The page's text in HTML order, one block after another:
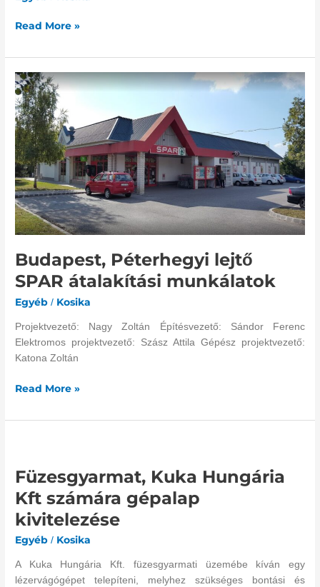
Read More »
Budapest, Péterhegyi lejtő
SPAR átalakítási munkálatok
Egyéb / Kosika
Projektvezető: Nagy Zoltán Építésvezető: Sándor Ferenc
Elektromos projektvezető: Szász Attila Gépész projektvezető:
Katona Zoltán
Budapest,
Péterhegyi
lejtő
SPAR
átalakítási
munkálatok
Read More »
Füzesgyarmat, Kuka Hungária
Kft számára gépalap
kivitelezése
Egyéb / Kosika
A Kuka Hungária Kft. füzesgyarmati üzemébe kíván egy
lézervágógépet telepíteni, melyhez szükséges bontási és
Hungária
számára
gépalap
kivitelezése